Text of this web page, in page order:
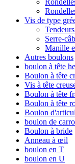
Vis de type
Serre-
Manille
Autres boulons
boulon à tête
Boulon à tête
Vis à tête
Boulon à tête
Boulon à tête
Boulon
boulon de
Boulon à bride
Anneau à œil
boulon en T
boulon en U